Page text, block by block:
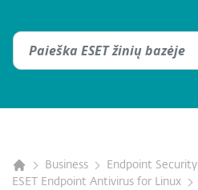
Business
Endpoint Security
ESET Endpoint Antivirus for Linux